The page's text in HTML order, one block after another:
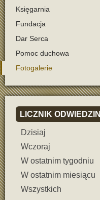
Księgarnia
Fundacja
Dar Serca
Pomoc duchowa
Fotogalerie
LICZNIK ODWIEDZIN
Dzisiaj
Wczoraj
W ostatnim tygodniu
W ostatnim miesiącu
Wszystkich